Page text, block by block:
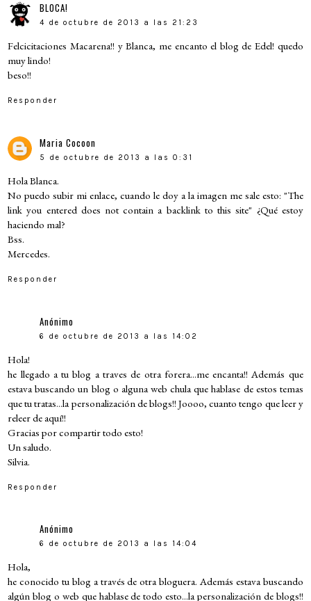
BLOCA!
4 de octubre de 2013 a las 21:23
Felcicitaciones Macarena!! y Blanca, me encanto el blog de Edel! quedo
muy lindo!
beso!!
Responder
Maria Cocoon
5 de octubre de 2013 a las 0:31
Hola Blanca.
No puedo subir mi enlace, cuando le doy a la imagen me sale esto: "The
link you entered does not contain a backlink to this site" ¿Qué estoy
haciendo mal?
Bss.
Mercedes.
Responder
Anónimo
6 de octubre de 2013 a las 14:02
Hola!
he llegado a tu blog a traves de otra forera...me encanta!! Además que
estava buscando un blog o alguna web chula que hablase de estos temas
que tu tratas...la personalización de blogs!! Joooo, cuanto tengo que leer y
releer de aquí!!
Gracias por compartir todo esto!
Un saludo.
Silvia.
Responder
Anónimo
6 de octubre de 2013 a las 14:04
Hola,
he conocido tu blog a través de otra bloguera. Además estava buscando
algún blog o web que hablase de todo esto...la personalización de blogs!!